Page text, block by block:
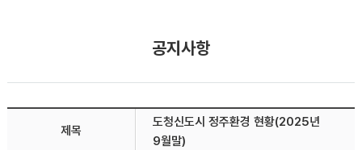
공지사항
제목
도청신도시 정주환경 현황(2025년
9월말)